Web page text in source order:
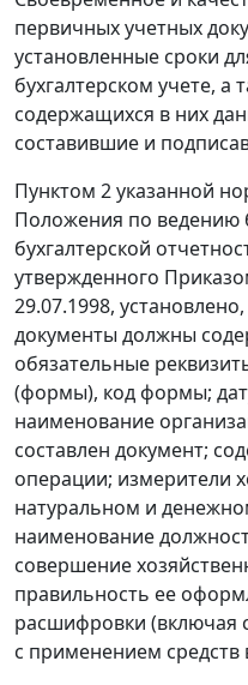
первичных учетных
установленные сроки
бухгалтерском учете, а
содержащихся в них
составившие и
Пунктом 2указанной
Положения по ведению
бухгалтерской
утвержденного
29.07.1998,
документы должны
обязательные
(формы), код формы;
наименование
составлен документ;
операции; измерители
натуральном и
наименование
совершение
правильность ее
расшифровки (включая
с применением средств